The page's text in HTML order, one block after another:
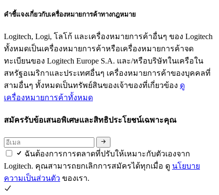
คำชี้แจงเกี่ยวกับเครื่องหมายการค้าทางกฎหมาย
Logitech, Logi, โลโก้ และเครื่องหมายการค้าอื่นๆ ของ Logitech
ทั้งหมดเป็นเครื่องหมายการค้าหรือเครื่องหมายการค้าจด
ทะเบียนของ Logitech Europe S.A. และ/หรือบริษัทในเครือใน
สหรัฐอเมริกาและประเทศอื่นๆ เครื่องหมายการค้าของบุคคลที่
สามอื่นๆ ทั้งหมดเป็นทรัพย์สินของเจ้าของที่เกี่ยวข้อง ดู
เครื่องหมายการค้าทั้งหมด
สมัครรับข้อเสนอพิเศษและสิทธิประโยชน์เฉพาะคุณ
ฉันต้องการการตลาดที่ปรับให้เหมาะกับตัวเองจาก
Logitech. คุณสามารถยกเลิกการสมัครได้ทุกเมื่อ ดู นโยบาย
ความเป็นส่วนตัว ของเรา.